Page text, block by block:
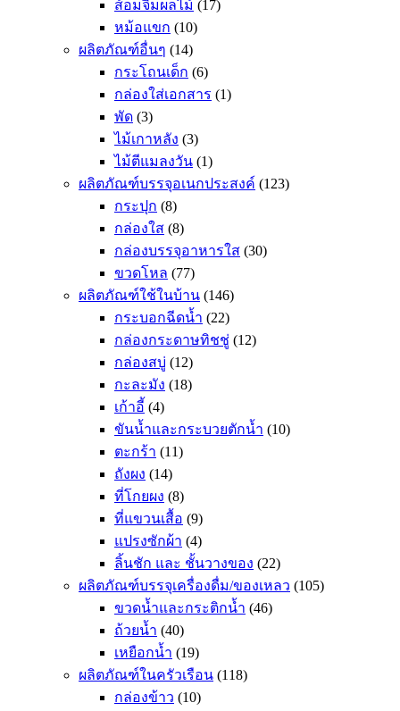
ส้อมจิ้มผลไม้ (17)
หม้อแขก (10)
ผลิตภัณฑ์อื่นๆ (14)
กระโถนเด็ก (6)
กล่องใส่เอกสาร (1)
พัด (3)
ไม้เกาหลัง (3)
ไม้ตีแมลงวัน (1)
ผลิตภัณฑ์บรรจุอเนกประสงค์ (123)
กระปุก (8)
กล่องใส (8)
กล่องบรรจุอาหารใส (30)
ขวดโหล (77)
ผลิตภัณฑ์ใช้ในบ้าน (146)
กระบอกฉีดน้ำ (22)
กล่องกระดาษทิชชู่ (12)
กล่องสบู่ (12)
กะละมัง (18)
เก้าอี้ (4)
ขันน้ำและกระบวยตักน้ำ (10)
ตะกร้า (11)
ถังผง (14)
ที่โกยผง (8)
ที่แขวนเสื้อ (9)
แปรงซักผ้า (4)
ลิ้นชัก และ ชั้นวางของ (22)
ผลิตภัณฑ์บรรจุเครื่องดื่ม/ของเหลว (105)
ขวดน้ำและกระติกน้ำ (46)
ถ้วยน้ำ (40)
เหยือกน้ำ (19)
ผลิตภัณฑ์ในครัวเรือน (118)
กล่องข้าว (10)